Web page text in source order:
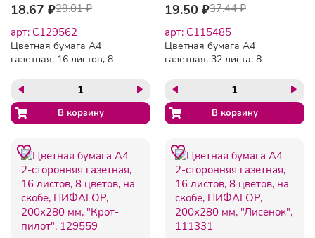
18.67 ₽29.01 ₽
арт: C129562
Цветная бумага А4
газетная, 16 листов, 8
ПИФАГОР, 200х283 мм,
"Волшебная страна",
129562
19.50 ₽37.44 ₽
арт: C115485
Цветная бумага А4
газетная, 32 листа, 8
ПИФАГОР, 200х280 мм,
"Белочки", 115485